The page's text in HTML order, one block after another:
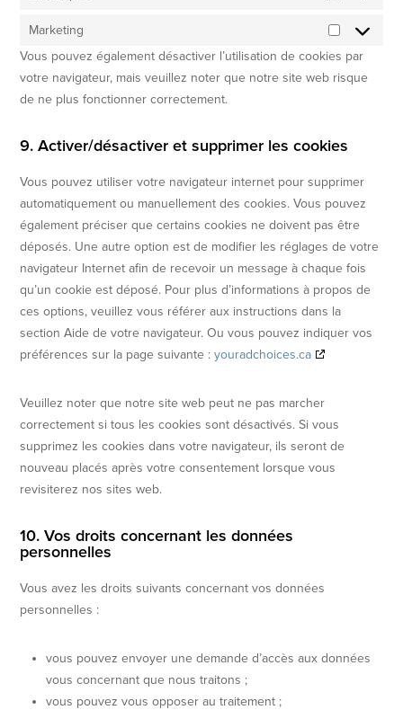
Marketing
Vous pouvez également désactiver l’utilisation de cookies par
votre navigateur, mais veuillez noter que notre site web risque
de ne plus fonctionner correctement.
9. Activer/désactiver et supprimer les cookies
Vous pouvez utiliser votre navigateur internet pour supprimer
automatiquement ou manuellement des cookies. Vous pouvez
également préciser que certains cookies ne doivent pas être
déposés. Une autre option est de modifier les réglages de votre
navigateur Internet afin de recevoir un message à chaque fois
qu’un cookie est déposé. Pour plus d’informations à propos de
ces options, veuillez vous référer aux instructions dans la
section Aide de votre navigateur. Ou vous pouvez indiquer vos
préférences sur la page suivante :youradchoices.ca
Veuillez noter que notre site web peut ne pas marcher
correctement si tous les cookies sont désactivés. Si vous
supprimez les cookies dans votre navigateur, ils seront de
nouveau placés après votre consentement lorsque vous
revisiterez nos sites web.
10. Vos droits concernant les données
personnelles
Vous avez les droits suivants concernant vos données
personnelles :
vous pouvez envoyer une demande d’accès aux données
vous concernant que nous traitons ;
vous pouvez vous opposer au traitement ;